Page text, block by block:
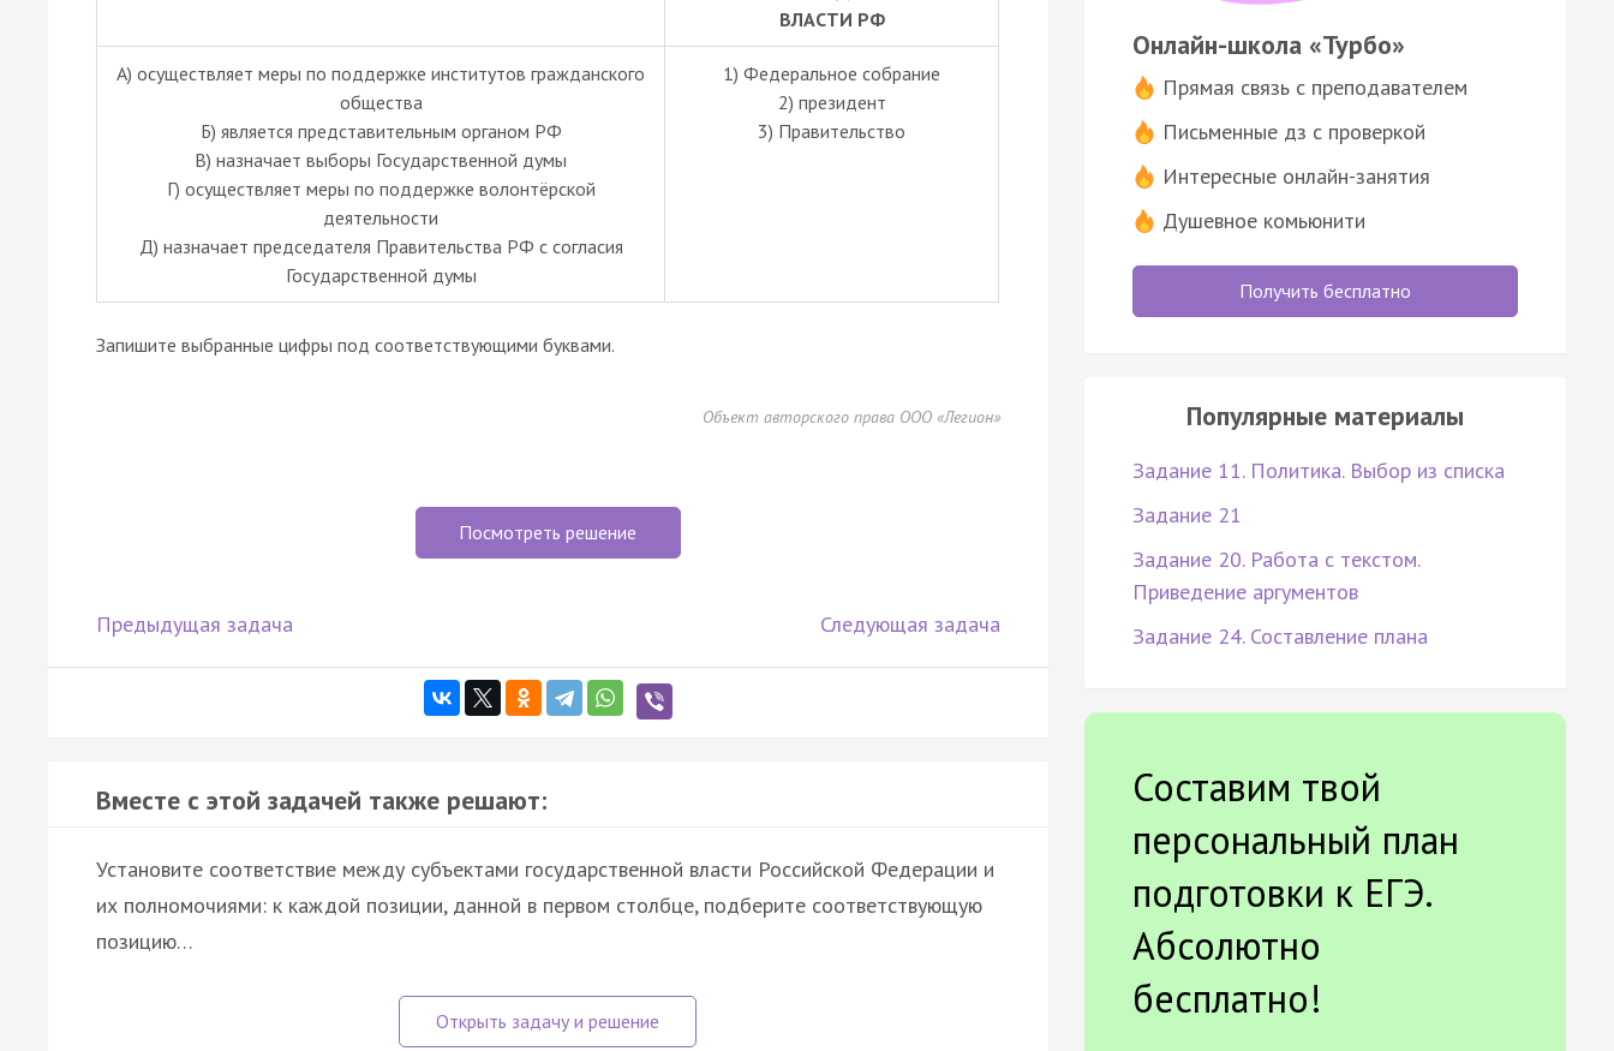
ВЛАСТИ РФ
А) осуществляет меры по поддержке институтов гражданского
общества
Б) является представительным органом РФ
B) назначает выборы Государственной думы
Г) осуществляет меры по поддержке волонтёрской
деятельности
Д) назначает председателя Правительства РФ с согласия
Государственной думы
1) Федеральное собрание
2) президент
3) Правительство
Запишите выбранные цифры под соответствующими буквами.
Объект авторского права ООО «Легион»
Посмотреть решение
Предыдущая задача Следующая задача
Вместе с этой задачей также решают:
Установите соответствие между субъектами государственной власти Российской Федерации и
их полномочиями: к каждой позиции, данной в первом столбце, подберите соответствующую
позицию…
Онлайн-школа «Турбо»
Прямая связь с преподавателем
Письменные дз с проверкой
Интересные онлайн-занятия
Душевное комьюнити
Получить бесплатно
Популярные материалы
Задание 11. Политика. Выбор из списка
Задание 21
Задание 20. Работа с текстом.
Приведение аргументов
Задание 24. Составление плана
Составим твой
персональный план
подготовки к ЕГЭ.
Абсолютно
бесплатно!